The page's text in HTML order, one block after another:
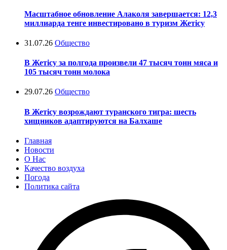
Масштабное обновление Алаколя завершается: 12,3
миллиарда тенге инвестировано в туризм Жетісу
31.07.26 Общество
В Жетісу за полгода произвели 47 тысяч тонн мяса и
105 тысяч тонн молока
29.07.26 Общество
В Жетісу возрождают туранского тигра: шесть
хищников адаптируются на Балхаше
Главная
Новости
О Нас
Качество воздуха
Погода
Политика сайта